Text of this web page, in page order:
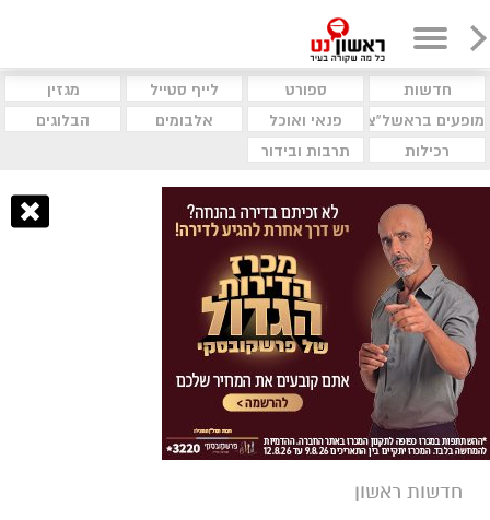
חדשות ספורט לייף סטייל
מגזין
מופעים בראשל"צ
פנאי ואוכל אלבומים
הבלוגים
רכילות
תרבות ובידור
חדשות ראשון